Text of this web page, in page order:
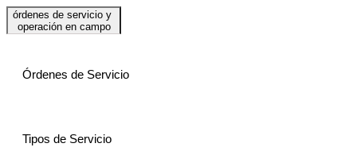
órdenes de servicio y
operación en campo
Órdenes de Servicio
Tipos de Servicio